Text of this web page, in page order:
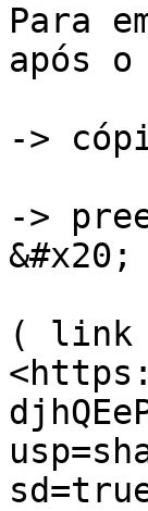
Para
após
->
->
&#x20;
( link